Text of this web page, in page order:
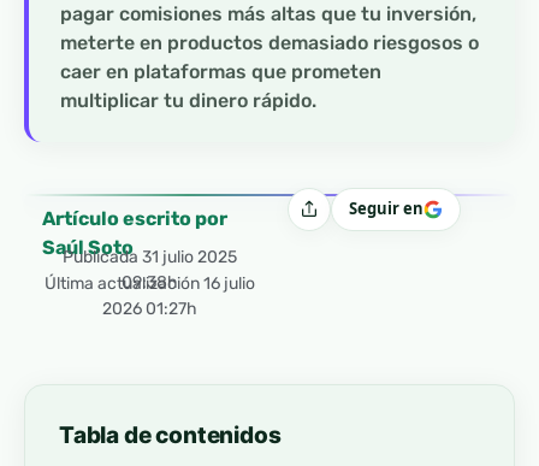
pagar comisiones más altas que tu inversión,
meterte en productos demasiado riesgosos o
caer en plataformas que prometen
multiplicar tu dinero rápido.
Artículo escrito por
Saúl Soto
Publicada 31 julio 2025
09:38h
Última actualización 16 julio
2026 01:27h
CompartirSeguir en
Tabla de contenidos